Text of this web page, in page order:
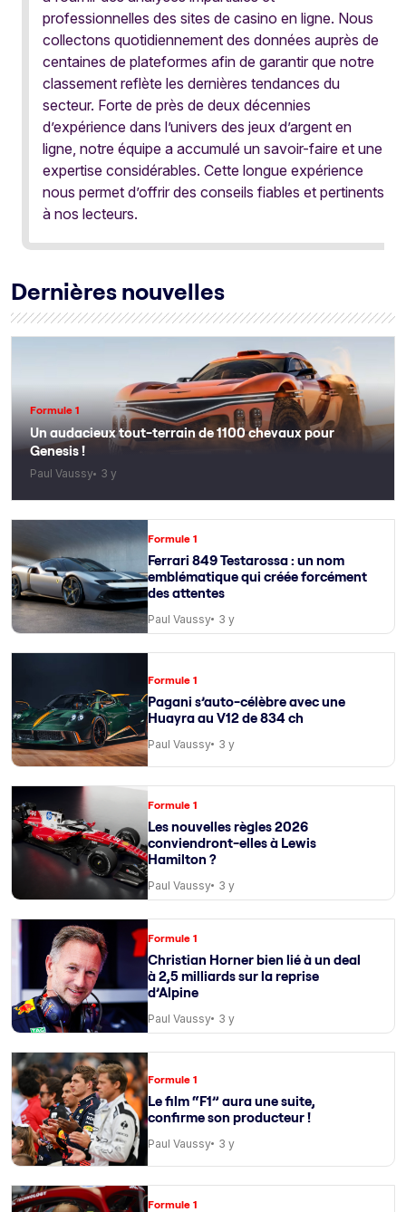
professionnelles des sites de casino en ligne. Nous
collectons quotidiennement des données auprès de
centaines de plateformes afin de garantir que notre
classement reflète les dernières tendances du
secteur. Forte de près de deux décennies
d’expérience dans l’univers des jeux d’argent en
ligne, notre équipe a accumulé un savoir-faire et une
expertise considérables. Cette longue expérience
nous permet d’offrir des conseils fiables et pertinents
à nos lecteurs.
Dernières nouvelles
Formule 1
Un audacieux tout-terrain de 1100 chevaux pour
Genesis !
Paul Vaussy 3 y
Formule 1
Ferrari 849 Testarossa : un nom
emblématique qui créée forcément
des attentes
Paul Vaussy 3 y
Formule 1
Pagani s’auto-célèbre avec une
Huayra au V12 de 834 ch
Paul Vaussy 3 y
Formule 1
Les nouvelles règles 2026
conviendront-elles à Lewis
Hamilton ?
Paul Vaussy 3 y
Formule 1
Christian Horner bien lié à un deal
à 2,5 milliards sur la reprise
d’Alpine
Paul Vaussy 3 y
Formule 1
Le film “F1” aura une suite,
confirme son producteur !
Paul Vaussy 3 y
Formule 1